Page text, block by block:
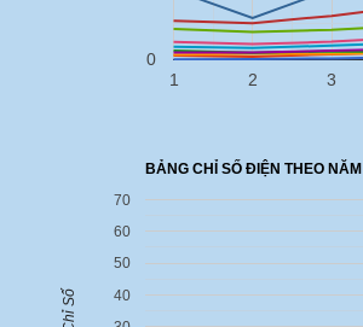
1 2 3
0
BẢNG CHỈ SỐ ĐIỆN THEO NĂM
40
50
60
70
Chỉ Số